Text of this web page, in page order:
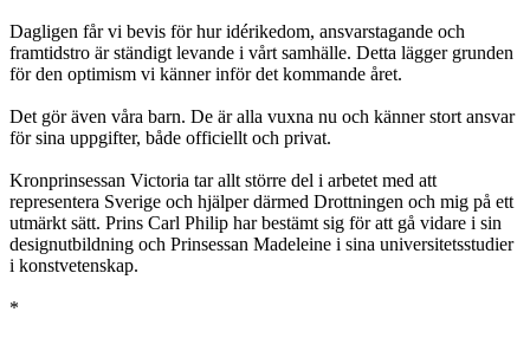
Dagligen får vi bevis för hur idérikedom, ansvarstagande och
framtidstro är ständigt levande i vårt samhälle. Detta lägger grunden
för den optimism vi känner inför det kommande året.
Det gör även våra barn. De är alla vuxna nu och känner stort ansvar
för sina uppgifter, både officiellt och privat.
Kronprinsessan Victoria tar allt större del i arbetet med att
representera Sverige och hjälper därmed Drottningen och mig på ett
utmärkt sätt. Prins Carl Philip har bestämt sig för att gå vidare i sin
designutbildning och Prinsessan Madeleine i sina universitetsstudier
i konstvetenskap.
*